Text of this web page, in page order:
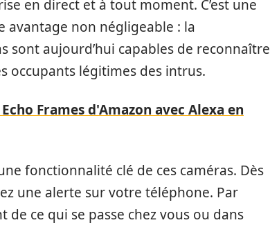
en direct et à tout moment. C’est une
non négligeable : la
sont aujourd’hui capables de reconnaître
occupants légitimes des intrus.
Frames d'Amazon avec Alexa en
fonctionnalité clé de ces caméras. Dès
une alerte sur votre téléphone. Par
ce qui se passe chez vous ou dans